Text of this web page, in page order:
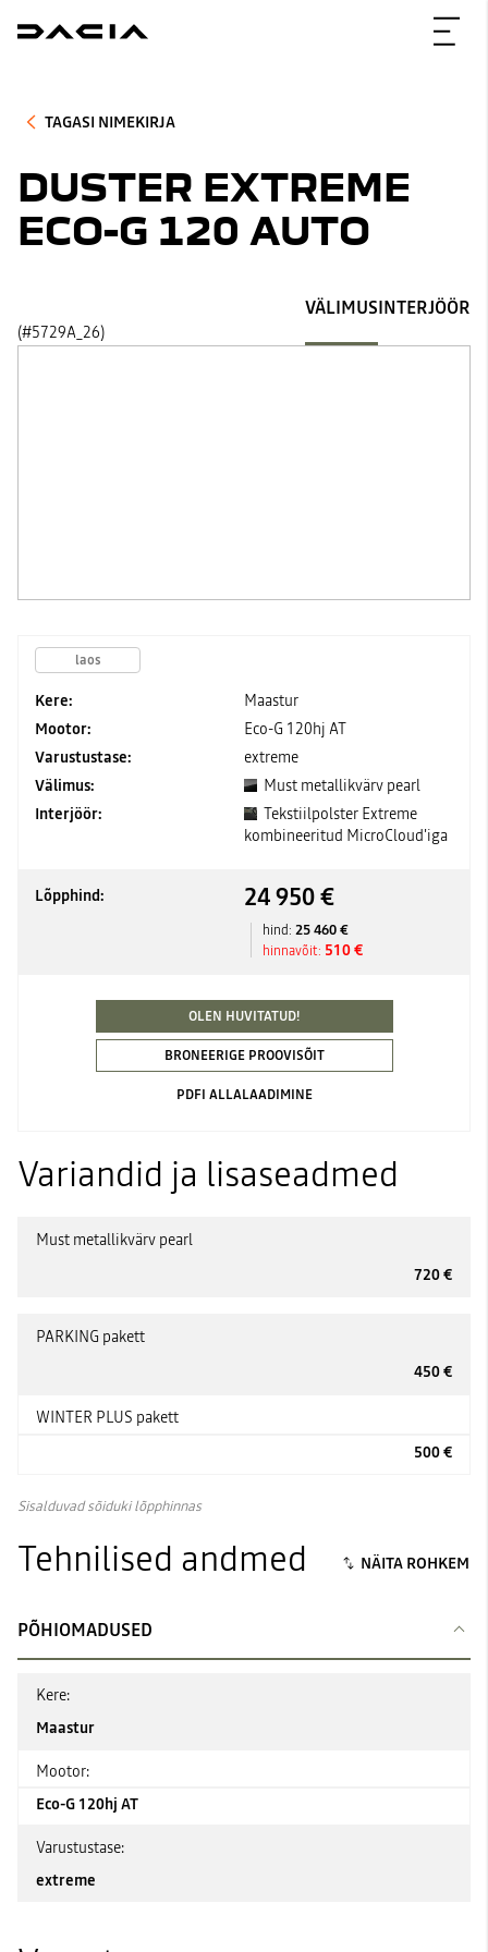
TAGASI NIMEKIRJA
DUSTER EXTREME
ECO-G 120 AUTO
(#5729A_26)
VÄLIMUSINTERJÖÖR
laos
Kere:
Maastur
Mootor:
Eco-G 120hj AT
Varustustase:
extreme
Välimus:
Must metallikvärv pearl
Interjöör:
Tekstiilpolster Extreme
kombineeritud MicroCloud'iga
Lõpphind: 24 950 €
hind: 25 460 €
hinnavõit: 510 €
OLEN HUVITATUD!
BRONEERIGE PROOVISÕIT
PDFI ALLALAADIMINE
Variandid ja lisaseadmed
Must metallikvärv pearl
720 €
PARKING pakett
450 €
WINTER PLUS pakett
500 €
Sisalduvad sõiduki lõpphinnas
Tehnilised andmed
PÕHIOMADUSED
Kere:
Maastur
Mootor:
Eco-G 120hj AT
Varustustase:
extreme